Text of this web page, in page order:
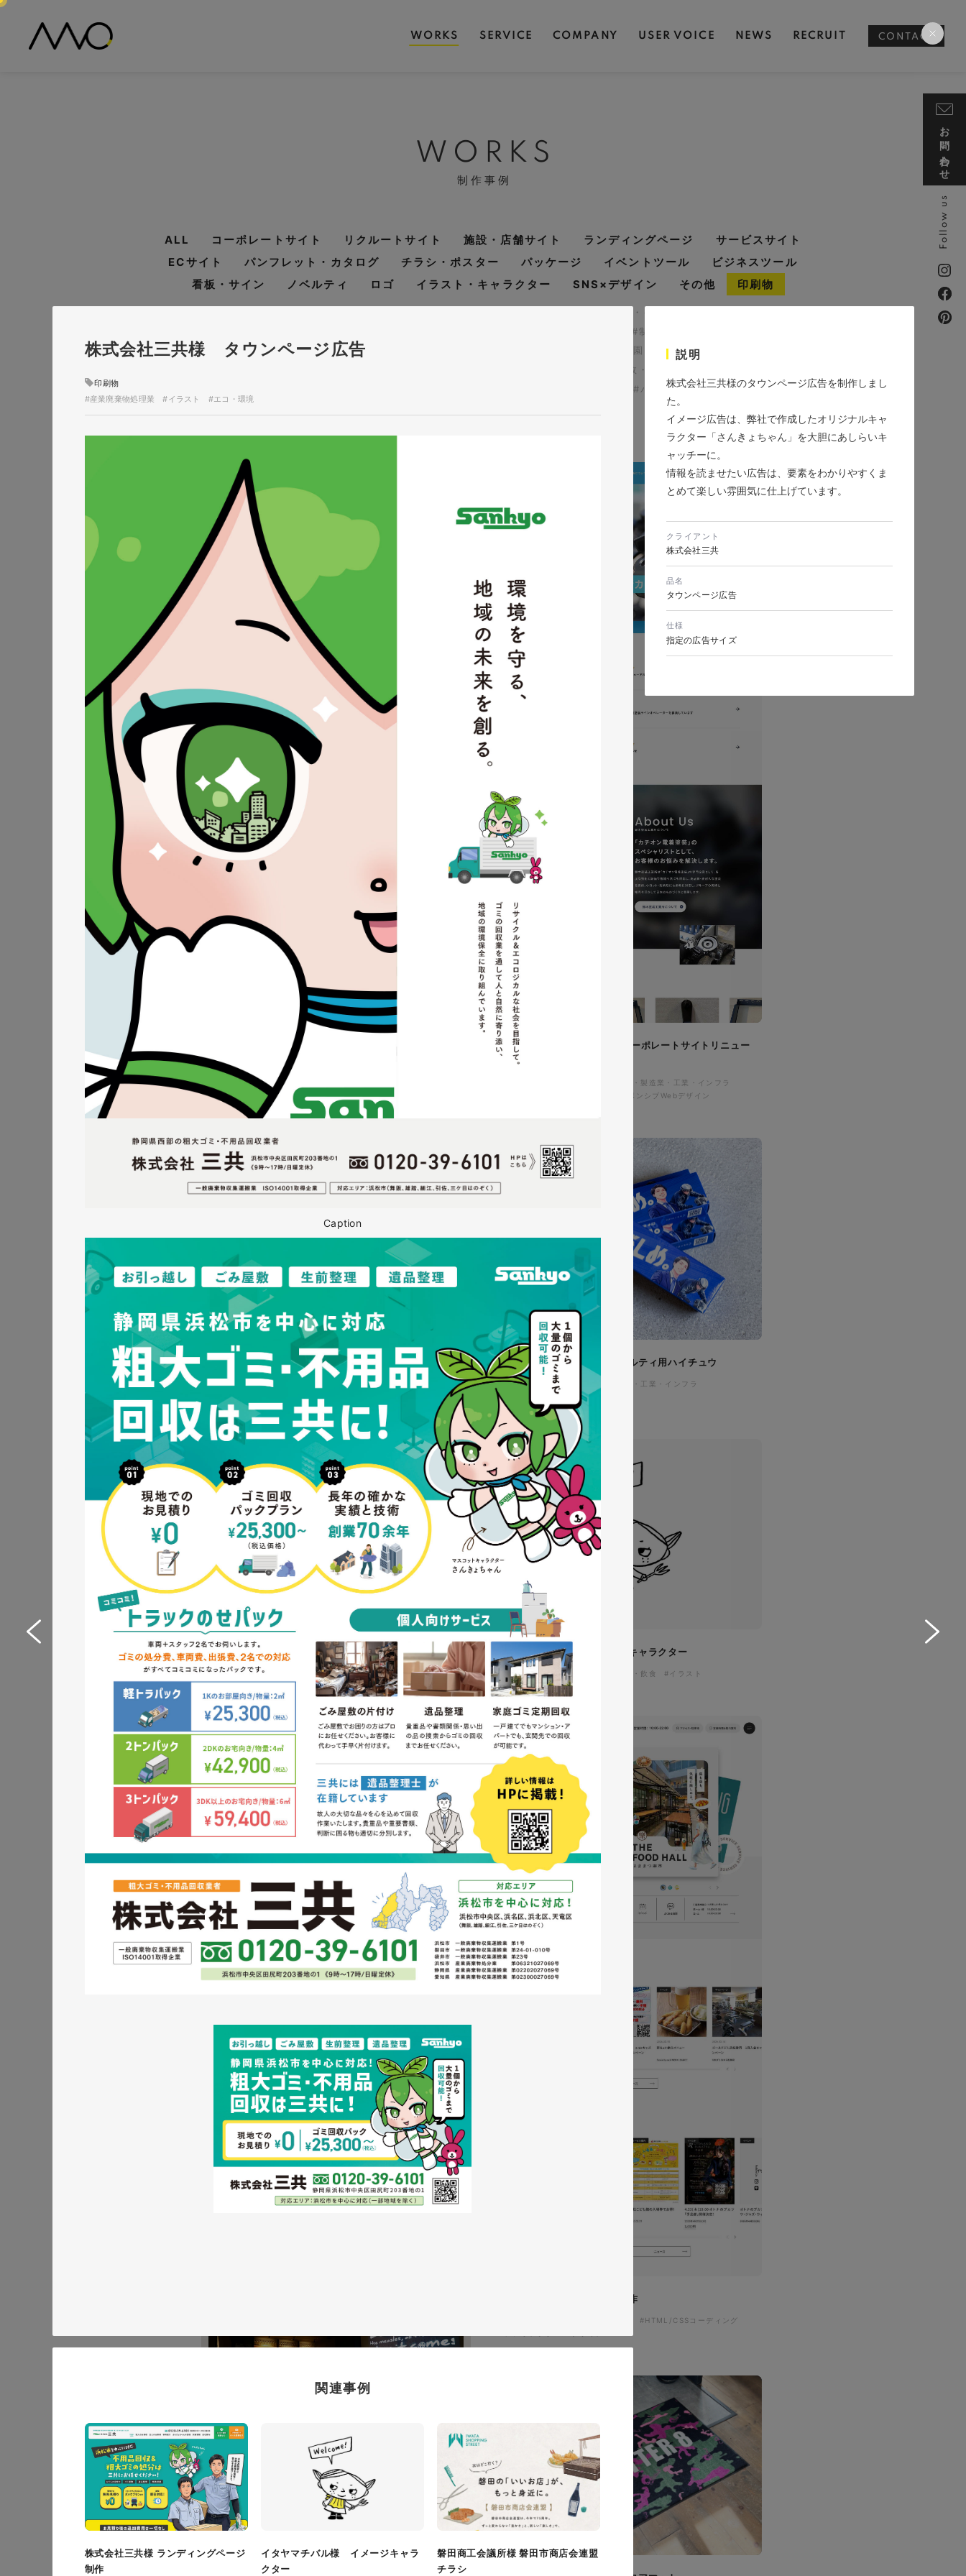
WORKS SERVICE COMPANY USER VOICE NEWS RECRUIT CONTACT
WORKS
制作事例
ALL コーポレートサイト リクルートサイト 施設・店舗サイト ランディングページ
サービスサイト
ECサイト
パンフレット・カタログ チラシ・ポスター パッケージ イベントツール
ビジネスツール
看板・サイン
ノベルティ ロゴ イラスト・キャラクター SNS×デザイン その他 印刷物
#メーカー・製造業・工業・インフラ
#制作会社・代理店・マーケティング
#美容・健康・化粧品
#イベント #ショッピングサイト #農園・牧場・自然・漁業
#公共・行政・団体
#パッケージデザイン
全てを表示+
株式会社三共様 ランディングページ制作
ランディングページ
#レスポンシブWebデザイン
株式会社鈴木塗装工業所様 コーポレートサイトリニュー
アル
#メーカー・製造業・工業・インフラ
#レスポンシブWebデザイン
Web制作サポートシステム「ウェブサポ」 サービスサ
イトリニューアル
#IT・Web・ソフトウェア・通信・テクノロジー
#HTML/CSSコーディング
株式会社吉和田浜松様 ノベルティ用ハイチュウ
ノベルティ
#メーカー・製造業・工業・インフラ
#ノベルティデザイン
イタヤマチバル様 イメージキャラクター
イラスト・キャラクター #食品・飲食 #イラスト
ザザ中央館様 店舗サイト制作
#HTML/CSSコーディング
イタヤマチバル様 店舗サイト制作
#レスポンシブWebデザイン
株式会社三共様 タウンページ広告
印刷物
#産業廃棄物処理業
#イラスト #エコ・環境
Caption
説明
株式会社三共様のタウンページ広告を制作しまし
た。
イメージ広告は、弊社で作成したオリジナルキャ
ラクター「さんきょちゃん」を大胆にあしらいキ
ャッチーに。
情報を読ませたい広告は、要素をわかりやすくま
とめて楽しい雰囲気に仕上げています。
クライアント
株式会社三共
品名
タウンページ広告
仕様
指定の広告サイズ
関連事例
株式会社三共様 ランディングページ
制作
イタヤマチバル様 イメージキャラ
クター
磐田商工会議所様 磐田市商店会連盟
チラシ
お問い合わせ
Follow us